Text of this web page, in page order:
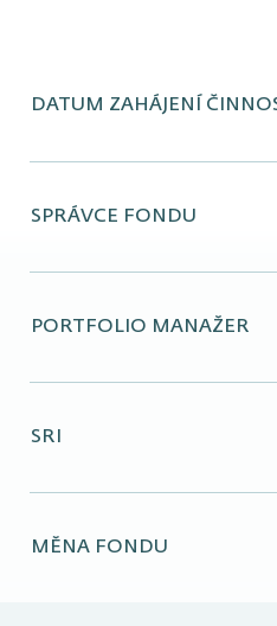
DATUM ZAHÁJENÍ
SPRÁVCE FONDU
PORTFOLIO MANAŽER
SRI
MĚNA FONDU